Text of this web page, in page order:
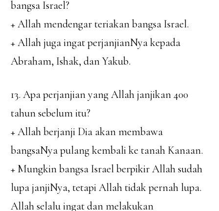
bangsa Israel?
+ Allah mendengar teriakan bangsa Israel.
+ Allah juga ingat perjanjianNya kepada
Abraham, Ishak, dan Yakub.
13. Apa perjanjian yang Allah janjikan 400
tahun sebelum itu?
+ Allah berjanji Dia akan membawa
bangsaNya pulang kembali ke tanah Kanaan.
+ Mungkin bangsa Israel berpikir Allah sudah
lupa janjiNya, tetapi Allah tidak pernah lupa.
Allah selalu ingat dan melakukan